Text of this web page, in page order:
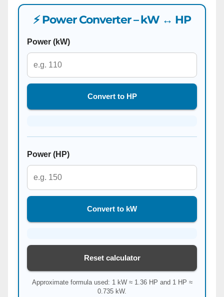
⚡ Power Converter – kW ↔ HP
Power (kW)
Convert to HP
Power (HP)
Convert to kW
Reset calculator
Approximate formula used: 1 kW ≈ 1.36 HP and 1 HP ≈
0.735 kW.